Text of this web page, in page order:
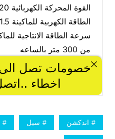
اندكشن سيل